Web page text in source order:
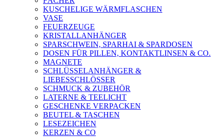
KUSCHELIGE WÄRMFLASCHEN
VASE
FEUERZEUGE
KRISTALLANHÄNGER
SPARSCHWEIN, SPARHAI & SPARDOSEN
DOSEN FÜR PILLEN, KONTAKTLINSEN & CO.
MAGNETE
SCHLÜSSELANHÄNGER &
LIEBESSCHLÖSSER
SCHMUCK & ZUBEHÖR
LATERNE & TEELICHT
GESCHENKE VERPACKEN
BEUTEL & TASCHEN
LESEZEICHEN
KERZEN & CO